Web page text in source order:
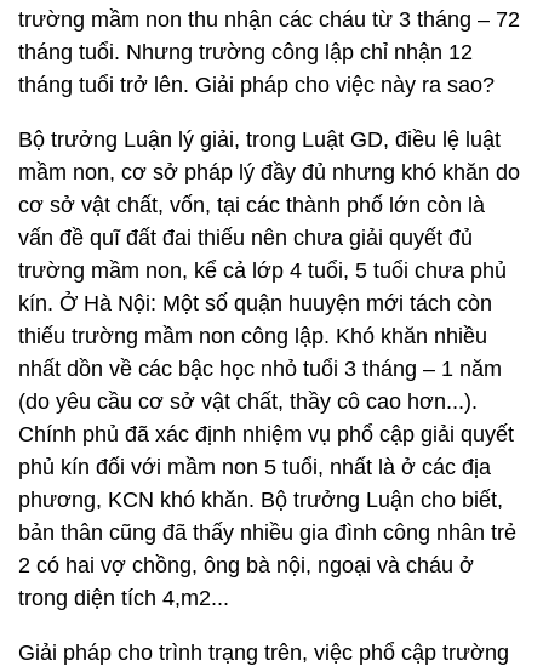
trường mầm non thu nhận các cháu từ 3 tháng – 72
tháng tuổi. Nhưng trường công lập chỉ nhận 12
tháng tuổi trở lên. Giải pháp cho việc này ra sao?
Bộ trưởng Luận lý giải, trong Luật GD, điều lệ luật
mầm non, cơ sở pháp lý đầy đủ nhưng khó khăn do
cơ sở vật chất, vốn, tại các thành phố lớn còn là
vấn đề quĩ đất đai thiếu nên chưa giải quyết đủ
trường mầm non, kể cả lớp 4 tuổi, 5 tuổi chưa phủ
kín. Ở Hà Nội: Một số quận huuyện mới tách còn
thiếu trường mầm non công lập. Khó khăn nhiều
nhất dồn về các bậc học nhỏ tuổi 3 tháng – 1 năm
(do yêu cầu cơ sở vật chất, thầy cô cao hơn...).
Chính phủ đã xác định nhiệm vụ phổ cập giải quyết
phủ kín đối với mầm non 5 tuổi, nhất là ở các địa
phương, KCN khó khăn. Bộ trưởng Luận cho biết,
bản thân cũng đã thấy nhiều gia đình công nhân trẻ
2 có hai vợ chồng, ông bà nội, ngoại và cháu ở
trong diện tích 4,m2...
Giải pháp cho trình trạng trên, việc phổ cập trường